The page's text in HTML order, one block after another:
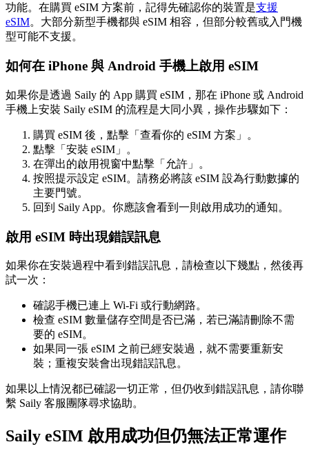
功能。在購買 eSIM 方案前，記得先確認你的裝置是支援
eSIM。大部分新型手機都與 eSIM 相容，但部分較舊或入門機
型可能不支援。
如何在 iPhone 與 Android 手機上啟用 eSIM
如果你是透過 Saily 的 App 購買 eSIM，那在 iPhone 或 Android
手機上安裝 Saily eSIM 的流程是大同小異，操作步驟如下：
購買 eSIM 後，點擊「查看你的 eSIM 方案」。
點擊「安裝 eSIM」。
在彈出的啟用視窗中點擊「允許」。
按照提示設定 eSIM。請務必將該 eSIM 設為行動數據的
主要門號。
回到 Saily App。你應該會看到一則啟用成功的通知。
啟用 eSIM 時出現錯誤訊息
如果你在安裝過程中看到錯誤訊息，請檢查以下幾點，然後再
試一次：
確認手機已連上 Wi-Fi 或行動網路。
檢查 eSIM 數量儲存空間是否已滿，若已滿請刪除不需
要的 eSIM。
如果同一張 eSIM 之前已經安裝過，就不需要重新安
裝；重複安裝會出現錯誤訊息。
如果以上情況都已確認一切正常，但仍收到錯誤訊息，請你聯
繫 Saily 客服團隊尋求協助。
Saily eSIM 啟用成功但仍無法正常運作